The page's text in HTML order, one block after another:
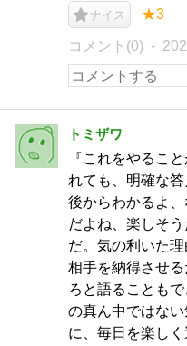
ナイス ★3
コメント(0)
トミザワ
『これをやるこ
れても、明確な
後からわかるよ
だよね、楽しそ
だ。気の利いた
相手を納得させ
ろと語ることも
の真ん中ではな
に、毎日を楽し